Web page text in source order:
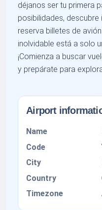
déjanos ser tu primera
posibilidades,
reserva billetes de
inolvidable está a solo
¡Comienza a buscar
y prepárate para
Airport
Name
Code
City
Country
Timezone